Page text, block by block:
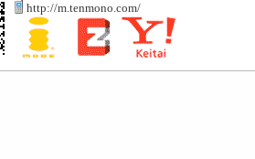
http://m.tenmono.com/